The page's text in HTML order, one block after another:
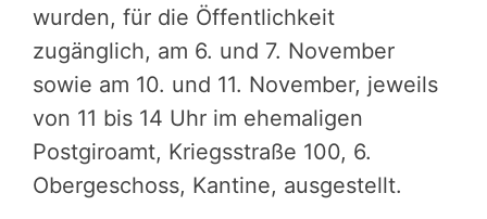
wurden, für die Öffentlichkeit
zugänglich, am 6. und 7. November
sowie am 10. und 11. November, jeweils
von 11 bis 14 Uhr im ehemaligen
Postgiroamt, Kriegsstraße 100, 6.
Obergeschoss, Kantine, ausgestellt.